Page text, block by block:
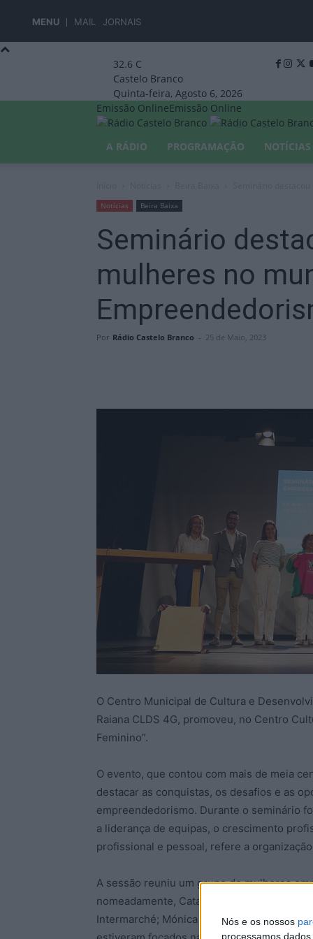
MENU MAIL JORNAIS
Nós e os nossos
processamos
32.6 C
Castelo Branco
Quinta-feira, Agosto 6, 2026
Emissão OnlineEmissão Online
A RÁDIO
PROGRAMAÇÃO NOTÍCIAS
Notícias Beira Baixa
Seminário
mulheres no
Por Rádio Castelo Branco - 25 de Maio, 2023
O Centro Municipal de Cultura e
Raiana CLDS 4G, promoveu, no Centro
Feminino”.
O evento, que contou com mais de meia
destacar as conquistas, os desafios e as
empreendedorismo. Durante o seminário
a liderança de equipas, o crescimento
profissional e pessoal, refere a
A sessão reuniu um grupo de mulheres
nomeadamente, Catarina Matos, da Mind
Intermarché; Mónica Dias, da Adecco; e